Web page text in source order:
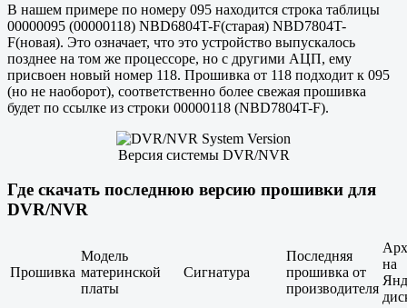
В нашем примере по номеру 095 находится строка таблицы
00000095 (00000118) NBD6804T-F(старая) NBD7804T-
F(новая). Это означает, что это устройство выпускалось
позднее на том же процессоре, но с другими АЦП, ему
присвоен новый номер 118. Прошивка от 118 подходит к 095
(но не наоборот), соответственно более свежая прошивка
будет по ссылке из строки 00000118 (NBD7804T-F).
Версия системы DVR/NVR
Где скачать последнюю версию прошивки для
DVR/NVR
Прошивка
Модель
материнской
платы
Сигнатура
Последняя
прошивка от
производителя
на